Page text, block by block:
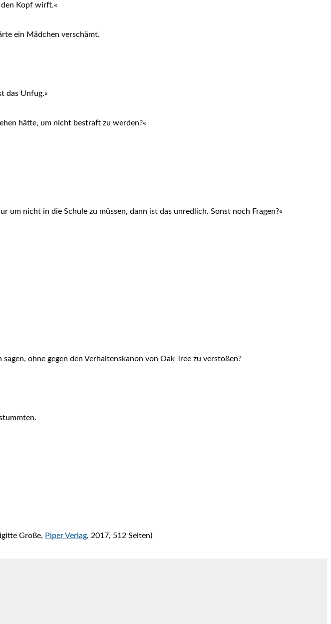
Kopf wirft.«
ein Mädchen verschämt.
das Unfug.«
hätte, um nicht bestraft zu werden?«
nicht in die Schule zu müssen, dann ist das unredlich. Sonst noch Fragen?«
ohne gegen den Verhaltenskanon von Oak Tree zu verstoßen?
Große, Piper Verlag, 2017, 512 Seiten)